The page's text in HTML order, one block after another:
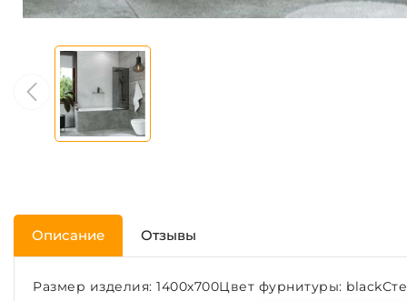
Описание Отзывы
Размер изделия: 1400х700Цвет фурнитуры: